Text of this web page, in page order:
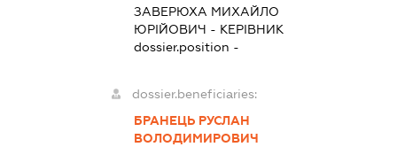
ЗАВЕРЮХА МИХАЙЛО
ЮРІЙОВИЧ - КЕРІВНИК
dossier.position -
dossier.beneficiaries:
БРАНЕЦЬ РУСЛАН
ВОЛОДИМИРОВИЧ